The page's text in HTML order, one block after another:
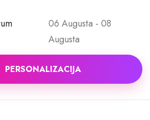
06 Augusta - 08
Augusta
PERSONALIZACIJA